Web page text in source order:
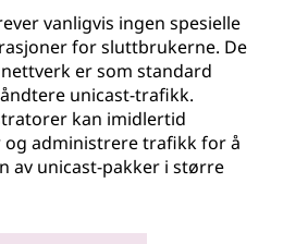
vanligvis ingen spesielle
for sluttbrukerne. De
er som standard
unicast-trafikk.
kan imidlertid
administrere trafikk for å
av unicast-pakker i større